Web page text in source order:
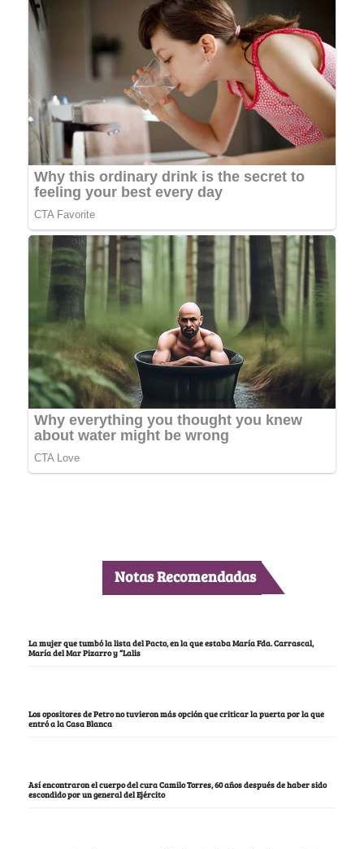
Notas Recomendadas
La mujer que tumbó la lista del Pacto, en la que estaba María Fda. Carrascal,
María del Mar Pizarro y “Lalis
Los opositores de Petro no tuvieron más opción que criticar la puerta por la que
entró a la Casa Blanca
Así encontraron el cuerpo del cura Camilo Torres, 60 años después de haber sido
escondido por un general del Ejército